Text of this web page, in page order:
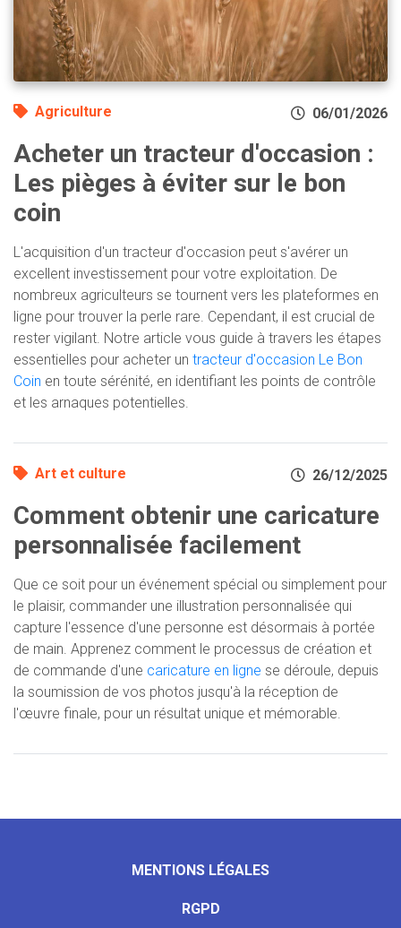
Agriculture 06/01/2026
Acheter un tracteur d'occasion :
Les pièges à éviter sur le bon
coin
L'acquisition d'un tracteur d'occasion peut s'avérer un
excellent investissement pour votre exploitation. De
nombreux agriculteurs se tournent vers les plateformes en
ligne pour trouver la perle rare. Cependant, il est crucial de
rester vigilant. Notre article vous guide à travers les étapes
essentielles pour acheter un tracteur d'occasion Le Bon
Coin en toute sérénité, en identifiant les points de contrôle
et les arnaques potentielles.
Art et culture 26/12/2025
Comment obtenir une caricature
personnalisée facilement
Que ce soit pour un événement spécial ou simplement pour
le plaisir, commander une illustration personnalisée qui
capture l'essence d'une personne est désormais à portée
de main. Apprenez comment le processus de création et
de commande d'une caricature en ligne se déroule, depuis
la soumission de vos photos jusqu'à la réception de
l'œuvre finale, pour un résultat unique et mémorable.
MENTIONS LÉGALES
RGPD